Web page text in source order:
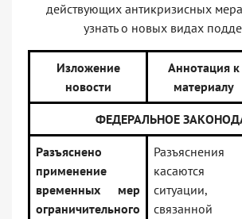
действующих антикризисных
узнать о новых видах
Изложение
новости
Аннотация к
материалу
ФЕДЕРАЛЬНОЕ
Разъяснено
применение
временных мер
ограничительного
Разъяснения
касаются
ситуации,